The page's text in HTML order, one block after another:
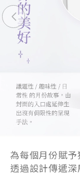
為每個月份賦予
透過設計傳遞深